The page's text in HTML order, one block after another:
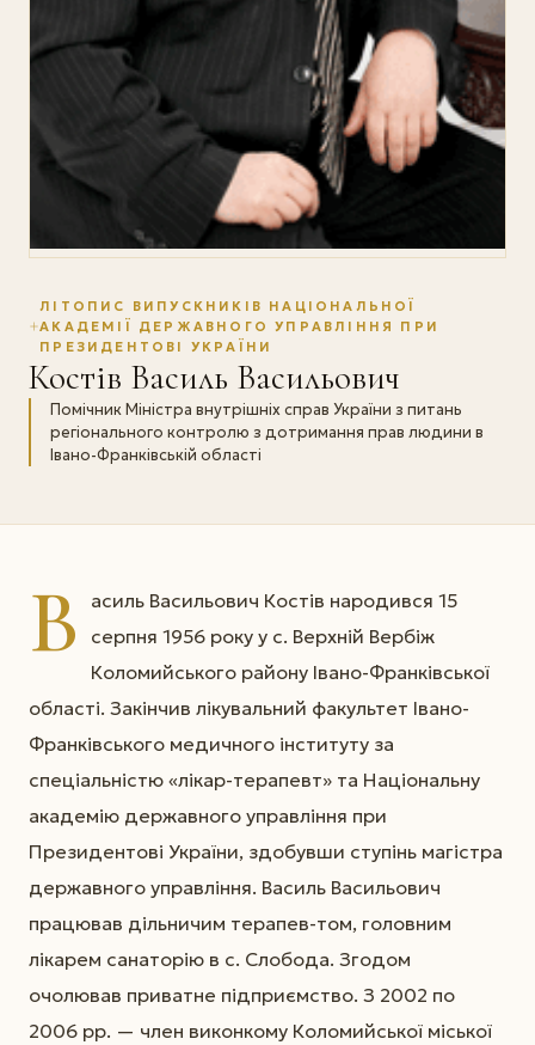
ЛІТОПИС ВИПУСКНИКІВ НАЦІОНАЛЬНОЇ
АКАДЕМІЇ ДЕРЖАВНОГО УПРАВЛІННЯ ПРИ
ПРЕЗИДЕНТОВІ УКРАЇНИ
Костів Василь Васильович
Помічник Міністра внутрішніх справ України з питань
регіонального контролю з дотримання прав людини в
Івано-Франківській області
В
асиль Васильович Костів народився 15
серпня 1956 року у с. Верхній Вербіж
Коломийського району Івано-Франківської
області. Закінчив лікувальний факультет Івано-
Франківського медичного інституту за
спеціальністю «лікар-терапевт» та Національну
академію державного управління при
Президентові України, здобувши ступінь магістра
державного управління. Василь Васильович
працював дільничим терапев-том, головним
лікарем санаторію в с. Слобода. Згодом
очолював приватне підприємство. З 2002 по
2006 рр. — член виконкому Коломийської міської